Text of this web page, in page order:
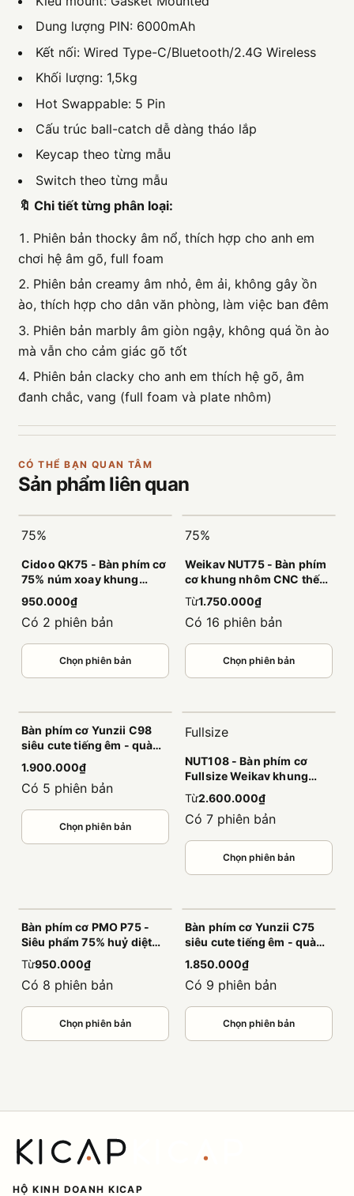
Dung lượng PIN: 6000mAh
Kết nối: Wired Type-C/Bluetooth/2.4G Wireless
Khối lượng: 1,5kg
Hot Swappable: 5 Pin
Cấu trúc ball-catch dễ dàng tháo lắp
Keycap theo từng mẫu
Switch theo từng mẫu
🔖 Chi tiết từng phân loại:
Phiên bản thocky âm nổ, thích hợp cho anh em
chơi hệ âm gõ, full foam
Phiên bản creamy âm nhỏ, êm ải, không gây ồn
ào, thích hợp cho dân văn phòng, làm việc ban đêm
Phiên bản marbly âm giòn ngậy, không quá ồn ào
mà vẫn cho cảm giác gõ tốt
Phiên bản clacky cho anh em thích hệ gõ, âm
đanh chắc, vang (full foam và plate nhôm)
CÓ THỂ BẠN QUAN TÂM
Sản phẩm liên quan
75%
Cidoo QK75 - Bàn phím cơ
75% núm xoay khung
nhựa đầm êm
950.000₫
Có 2 phiên bản
Chọn phiên bản
75%
Weikav NUT75 - Bàn phím
cơ khung nhôm CNC thế
hệ mới
Từ1.750.000₫
Có 16 phiên bản
Chọn phiên bản
Bàn phím cơ Yunzii C98
siêu cute tiếng êm - quà
tặng dành riêng cho các
bạn nữ
1.900.000₫
Có 5 phiên bản
Chọn phiên bản
Fullsize
NUT108 - Bàn phím cơ
Fullsize Weikav khung
nhôm CNC nguyên khối,
âm đầm, led viền cao cấp
Từ2.600.000₫
Có 7 phiên bản
Chọn phiên bản
Bàn phím cơ PMO P75 -
Siêu phẩm 75% huỷ diệt
phân khúc 1 triệu
Từ950.000₫
Có 8 phiên bản
Chọn phiên bản
Bàn phím cơ Yunzii C75
siêu cute tiếng êm - quà
tặng dành riêng cho các
bạn nữ
1.850.000₫
Có 9 phiên bản
Chọn phiên bản
HỘ KINH DOANH KICAP